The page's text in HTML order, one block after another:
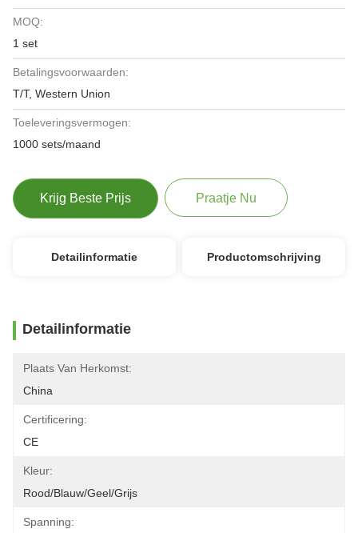
MOQ:
1 set
Betalingsvoorwaarden:
T/T, Western Union
Toeleveringsvermogen:
1000 sets/maand
Krijg Beste Prijs Praatje Nu
Detailinformatie Productomschrijving
Detailinformatie
Plaats Van Herkomst:
China
Certificering:
CE
Kleur:
Rood/blauw/geel/grijs
Spanning: